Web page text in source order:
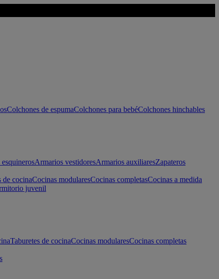
Colchones de espumaColchones para bebéColchones hinchables
Armarios vestidoresArmarios auxiliaresZapateros
de cocinaCocinas modularesCocinas completasCocinas a medida
juvenil
Taburetes de cocinaCocinas modularesCocinas completas